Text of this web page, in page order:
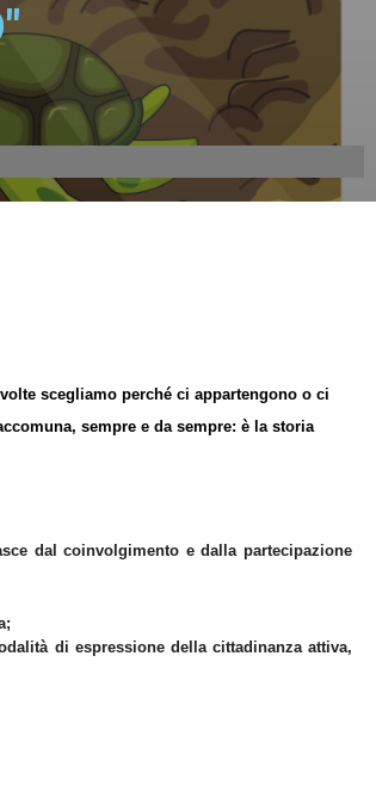
scegliamo perché ci appartengono o ci
sempre e da sempre: è la storia
dal coinvolgimento e dalla partecipazione
di espressione della cittadinanza attiva,